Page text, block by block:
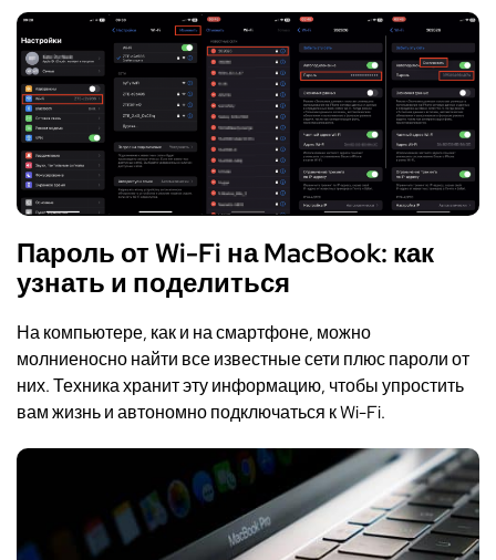
Пароль от Wi-Fi на MacBook: как
узнать и поделиться
На компьютере, как и на смартфоне, можно
молниеносно найти все известные сети плюс пароли от
них. Техника хранит эту информацию, чтобы упростить
вам жизнь и автономно подключаться кWi-Fi.